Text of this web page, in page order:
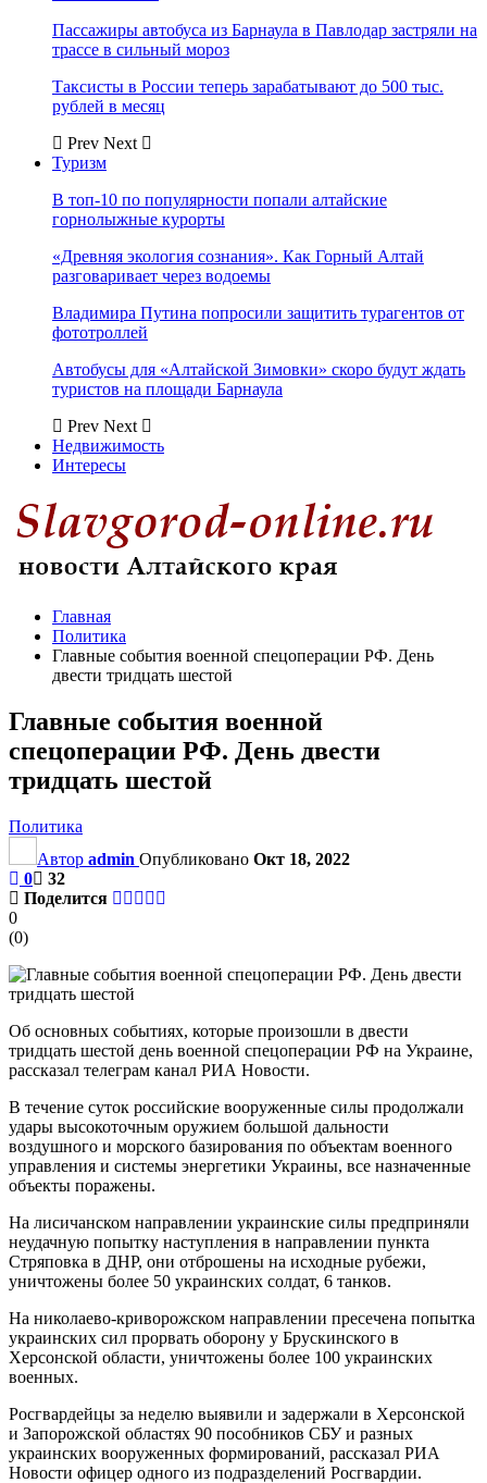
Пассажиры автобуса из Барнаула в Павлодар застряли на
трассе в сильный мороз
Таксисты в России теперь зарабатывают до 500 тыс.
рублей в месяц
Prev Next
Туризм
В топ-10 по популярности попали алтайские
горнолыжные курорты
«Древняя экология сознания». Как Горный Алтай
разговаривает через водоемы
Владимира Путина попросили защитить турагентов от
фототроллей
Автобусы для «Алтайской Зимовки» скоро будут ждать
туристов на площади Барнаула
Prev Next
Недвижимость
Интересы
Главная
Политика
Главные события военной спецоперации РФ. День
двести тридцать шестой
Главные события военной
спецоперации РФ. День двести
тридцать шестой
Политика
Автор admin Опубликовано Окт 18, 2022
0
32
Поделится
0
(0)
Об основных событиях, которые произошли в двести
тридцать шестой день военной спецоперации РФ на Украине,
рассказал телеграм канал РИА Новости.
В течение суток российские вооруженные силы продолжали
удары высокоточным оружием большой дальности
воздушного и морского базирования по объектам военного
управления и системы энергетики Украины, все назначенные
объекты поражены.
На лисичанском направлении украинские силы предприняли
неудачную попытку наступления в направлении пункта
Стряповка в ДНР, они отброшены на исходные рубежи,
уничтожены более 50 украинских солдат, 6 танков.
На николаево-криворожском направлении пресечена попытка
украинских сил прорвать оборону у Брускинского в
Херсонской области, уничтожены более 100 украинских
военных.
Росгвардейцы за неделю выявили и задержали в Херсонской
и Запорожской областях 90 пособников СБУ и разных
украинских вооруженных формирований, рассказал РИА
Новости офицер одного из подразделений Росгвардии.